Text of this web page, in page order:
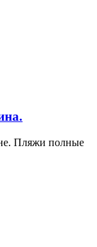
Пляжи полные